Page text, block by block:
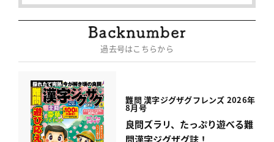
過去号はこちらから
難問 漢字ジグザグフレンズ 2026年
8月号
良問ズラリ、たっぷり遊べる難
問漢字ジグザグ誌！